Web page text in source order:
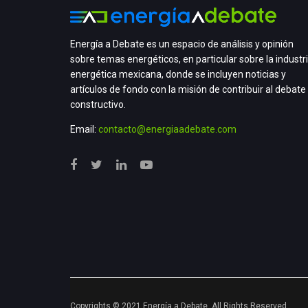
Energía a Debate es un espacio de análisis y opinión
sobre temas energéticos, en particular sobre la
energética mexicana, donde se incluyen noticias y
artículos de fondo con la misión de contribuir al debate
constructivo.
Email: contacto@energiaadebate.com
Copyrights © 2021 Energía a Debate. All Rights Reserved.